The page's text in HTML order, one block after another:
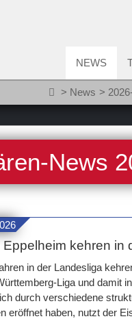
NEWS
News
News
Eppelheim kehren in
in der Landesliga
Liga und damit
durch verschiedene
eröffnet haben, nutzt der